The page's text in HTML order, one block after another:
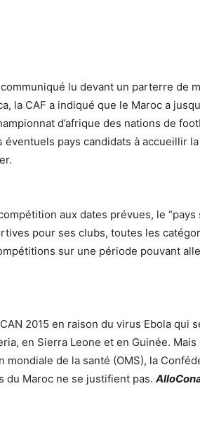
lu devant un parterre de
la CAF a indiqué que le Maroc a
d’afrique des nations de
pays candidats à accueillir
aux dates prévues, le
pour ses clubs, toutes les
sur une période pouvant
2015 en raison du virus Ebola qui
en Sierra Leone et en Guinée.
mondiale de la santé (OMS), la
Maroc ne se justifient pas.